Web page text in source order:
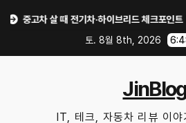
고차 살 때 전기차·하이브리드 체크포인트｜배
토. 8월 8th, 2026
IT, 테크, 자동차 리뷰 이야